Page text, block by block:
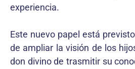
experiencia.
Este nuevo papel está
de ampliar la visión de los
don divino de trasmitir su